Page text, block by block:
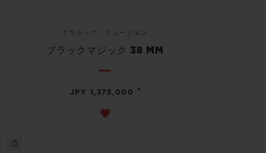
クラシック・フュージョン
ブラックマジック 38 MM
JPY 1,375,000 •